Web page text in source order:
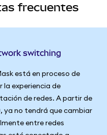
frecuentes
switching
está en proceso de
la experiencia de
de redes. A partir de
ya no tendrá que cambiar
entre redes